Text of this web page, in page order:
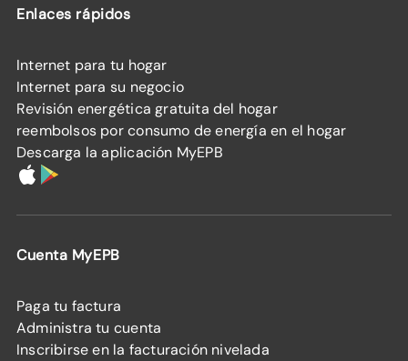
Enlaces rápidos
Internet para tu hogar
Internet para su negocio
Revisión energética gratuita del hogar
reembolsos por consumo de energía en el hogar
Descarga la aplicación MyEPB
Cuenta MyEPB
Paga tu factura
Administra tu cuenta
Inscribirse en la facturación nivelada